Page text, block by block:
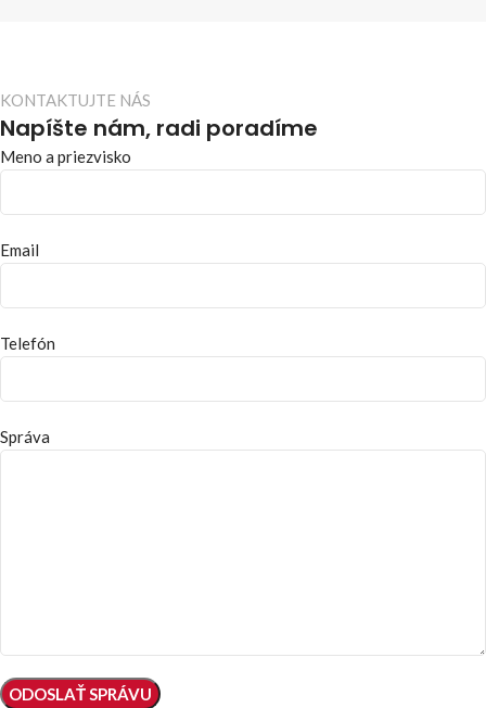
KONTAKTUJTE NÁS
Napíšte nám, radi poradíme
Meno a priezvisko
Email
Telefón
Správa